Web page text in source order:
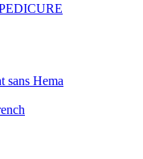
sans Hema